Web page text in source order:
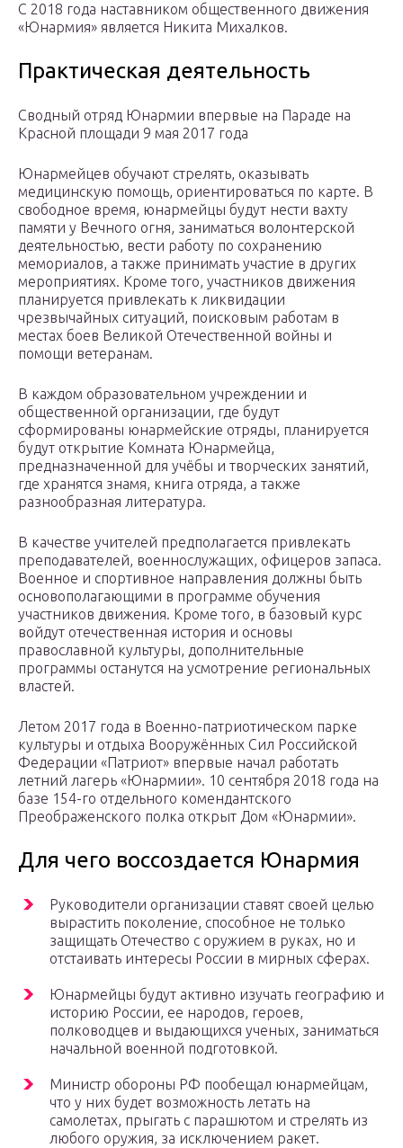
С 2018 года наставником общественного движения
«Юнармия» является Никита Михалков.
Практическая деятельность
Сводный отряд Юнармии впервые на Параде на
Красной площади 9 мая 2017 года
Юнармейцев обучают стрелять, оказывать
медицинскую помощь, ориентироваться по карте. В
свободное время, юнармейцы будут нести вахту
памяти у Вечного огня, заниматься волонтерской
деятельностью, вести работу по сохранению
мемориалов, а также принимать участие в других
мероприятиях. Кроме того, участников движения
планируется привлекать к ликвидации
чрезвычайных ситуаций, поисковым работам в
местах боев Великой Отечественной войны и
помощи ветеранам.
В каждом образовательном учреждении и
общественной организации, где будут
сформированы юнармейские отряды, планируется
будут открытие Комната Юнармейца,
предназначенной для учёбы и творческих занятий,
где хранятся знамя, книга отряда, а также
разнообразная литература.
В качестве учителей предполагается привлекать
преподавателей, военнослужащих, офицеров запаса.
Военное и спортивное направления должны быть
основополагающими в программе обучения
участников движения. Кроме того, в базовый курс
войдут отечественная история и основы
православной культуры, дополнительные
программы останутся на усмотрение региональных
властей.
Летом 2017 года в Военно-патриотическом парке
культуры и отдыха Вооружённых Сил Российской
Федерации «Патриот» впервые начал работать
летний лагерь «Юнармии». 10 сентября 2018 года на
базе 154-го отдельного комендантского
Преображенского полка открыт Дом «Юнармии».
Для чего воссоздается Юнармия
Руководители организации ставят своей целью
вырастить поколение, способное не только
защищать Отечество с оружием в руках, но и
отстаивать интересы России в мирных сферах.
Юнармейцы будут активно изучать географию и
историю России, ее народов, героев,
полководцев и выдающихся ученых, заниматься
начальной военной подготовкой.
Министр обороны РФ пообещал юнармейцам,
что у них будет возможность летать на
самолетах, прыгать с парашютом и стрелять из
любого оружия, за исключением ракет.